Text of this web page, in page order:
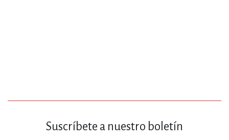
Suscríbete a nuestro boletín